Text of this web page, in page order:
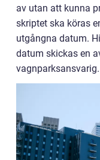
av utan att kunna
skriptet ska köras
utgångna datum.
datum skickas en
vagnparksansvarig.